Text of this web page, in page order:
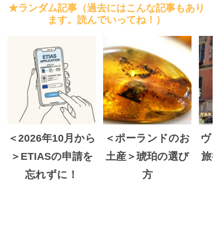
★ランダム記事（過去にはこんな記事もあり
ます。読んでいってね！）
＜2026年10月から
＞ETIASの申請を
忘れずに！
＜ポーランドのお
土産＞琥珀の選び
方
ヴ
旅